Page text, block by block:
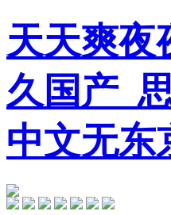
天天爽夜
久国产_
中文无东